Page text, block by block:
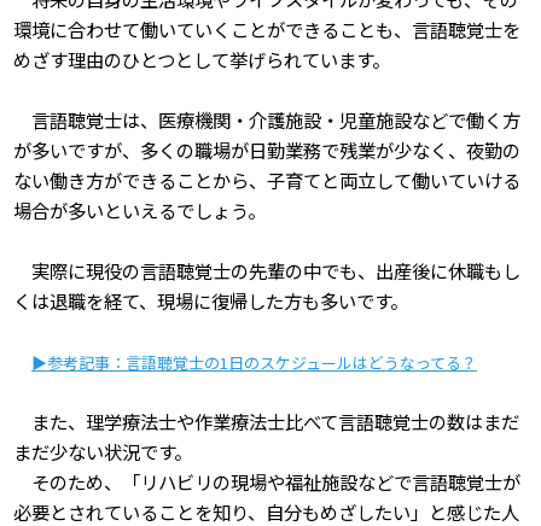
環境に合わせて働いていくことができることも、言語聴覚士を
めざす理由のひとつとして挙げられています。
言語聴覚士は、医療機関・介護施設・児童施設などで働く方
が多いですが、多くの職場が日勤業務で残業が少なく、夜勤の
ない働き方ができることから、子育てと両立して働いていける
場合が多いといえるでしょう。
実際に現役の言語聴覚士の先輩の中でも、出産後に休職もし
くは退職を経て、現場に復帰した方も多いです。
▶参考記事：言語聴覚士の1日のスケジュールはどうなってる？
また、理学療法士や作業療法士比べて言語聴覚士の数はまだ
まだ少ない状況です。
そのため、「リハビリの現場や福祉施設などで言語聴覚士が
必要とされていることを知り、自分もめざしたい」と感じた人